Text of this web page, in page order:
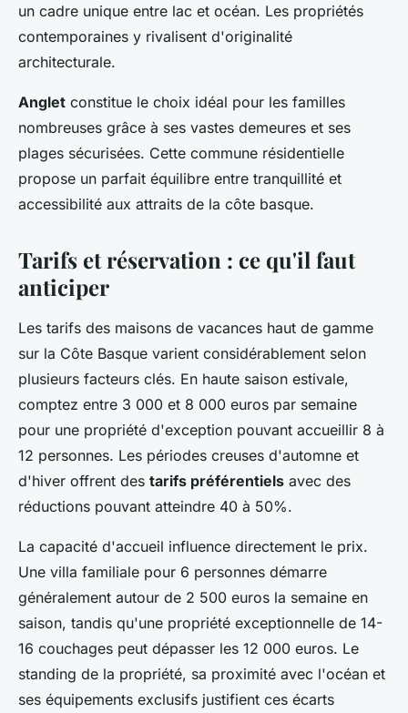
un cadre unique entre lac et océan. Les propriétés
contemporaines y rivalisent d'originalité
architecturale.
Anglet constitue le choix idéal pour les familles
nombreuses grâce à ses vastes demeures et ses
plages sécurisées. Cette commune résidentielle
propose un parfait équilibre entre tranquillité et
accessibilité aux attraits de la côte basque.
Tarifs et réservation : ce qu'il faut
anticiper
Les tarifs des maisons de vacances haut de gamme
sur la Côte Basque varient considérablement selon
plusieurs facteurs clés. En haute saison estivale,
comptez entre 3 000 et 8 000 euros par semaine
pour une propriété d'exception pouvant accueillir 8 à
12 personnes. Les périodes creuses d'automne et
d'hiver offrent des tarifs préférentiels avec des
réductions pouvant atteindre 40 à 50%.
La capacité d'accueil influence directement le prix.
Une villa familiale pour 6 personnes démarre
généralement autour de 2 500 euros la semaine en
saison, tandis qu'une propriété exceptionnelle de 14-
16 couchages peut dépasser les 12 000 euros. Le
standing de la propriété, sa proximité avec l'océan et
ses équipements exclusifs justifient ces écarts